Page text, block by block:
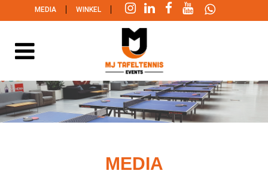
MEDIA | WINKEL |
MEDIA